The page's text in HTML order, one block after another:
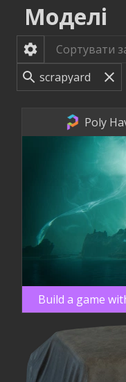
Моделі
Сортувати
Poly
Build a game